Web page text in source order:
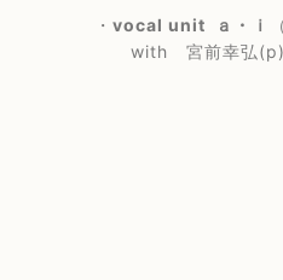
・ vocal unit ａ・ｉ
with 宮前幸弘(p)